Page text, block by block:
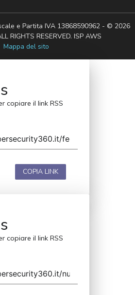
e Partita IVA 13868590962 - © 2026
RIGHTS RESERVED. ISP AWS
Mappa del sito
copiare il link RSS
COPIA LINK
copiare il link RSS